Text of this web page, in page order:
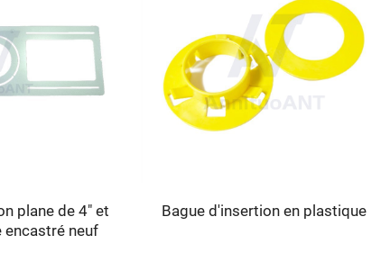
plane de 4" et
encastré neuf
Bague d'insertion en plastique